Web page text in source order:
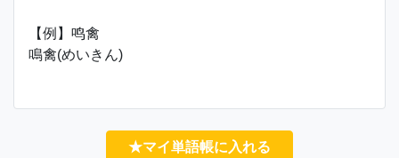
【例】鸣禽
鳴禽(めいきん)
★マイ単語帳に入れる